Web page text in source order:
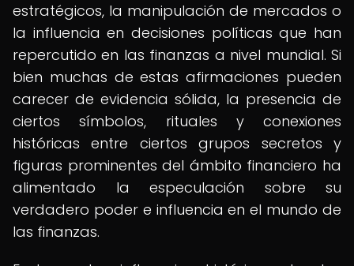
estratégicos, la manipulación de mercados o
la influencia en decisiones políticas que han
repercutido en las finanzas a nivel mundial. Si
bien muchas de estas afirmaciones pueden
carecer de evidencia sólida, la presencia de
ciertos símbolos, rituales y conexiones
históricas entre ciertos grupos secretos y
figuras prominentes del ámbito financiero ha
alimentado la especulación sobre su
verdadero poder e influencia en el mundo de
las finanzas.